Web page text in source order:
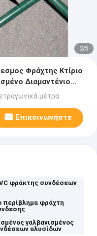
2/5
Φράχτης Κτίριο
Διαμαντένιο
μέτρα
Επικοινωνήστε
φράκτης συνδέσεων
περίβλημα φράχτη
γαλβανισμένος
αλυσίδων